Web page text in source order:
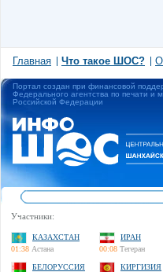
Главная Что такое ШОС?
Портал создан при финансовой
Федерального агентства по печати и
Российской Федерации
Участники:
КАЗАХСТАН
01:38 Астана
ИРАН
00:08 Тегеран
БЕЛОРУССИЯ
КИРГИЗИЯ